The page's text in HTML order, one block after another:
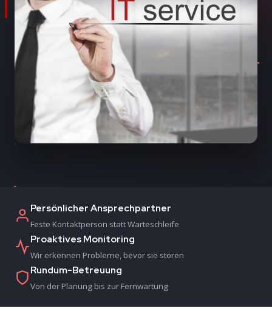
Persönlicher Ansprechpartner
Feste Kontaktperson statt Warteschleife
Proaktives Monitoring
Wir erkennen Probleme, bevor sie stören
Rundum-Betreuung
Von der Planung bis zur Fernwartung